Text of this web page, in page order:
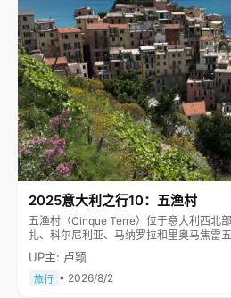
2025意大利之行10：五渔村
五渔村（Cinque Terre）位于意大利西北
扎、科尔尼利亚、马纳罗拉和里奥马焦雷
色彩斑斓，1997年被列为世界文化遗产。
UP主: 卢颖
旅行 • 2026/8/2